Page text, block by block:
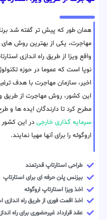
همان طور که پیش تر گفته شد
مهاجرت، یکی از بهترین روش های
واقع ویزا از طریق راه اندازی
نوپا است که عموما در حوزه
اخیر، سازمان مهاجرت با هدف
این کشور، روش مهاجرت از طریق
مطرح کرد تا دارندگان ایده ها و
سرمایه گذاری خارجی در این کشور
اروگوئه را برای آنها مهیا نمایند.
طراحی استارتاپ قدرتمند
بیزنس پلن حرفه ای برای استارتاپ
اخذ ویزا استارتاپ اروگوئه
اخذ اقمت فوری از طریق راه اندازی
عقد قرارداد غیرحضوری برای راه